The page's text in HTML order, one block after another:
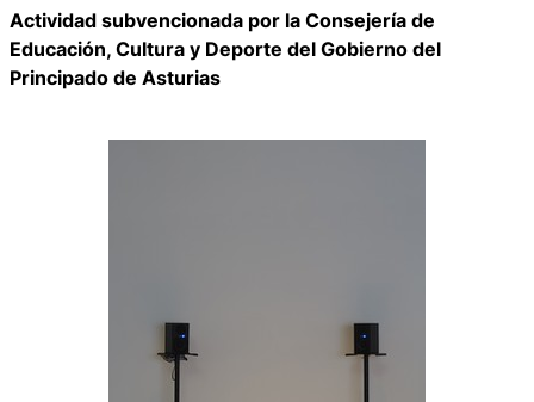
Actividad subvencionada por la Consejería de
Educación, Cultura y Deporte del Gobierno del
Principado de Asturias